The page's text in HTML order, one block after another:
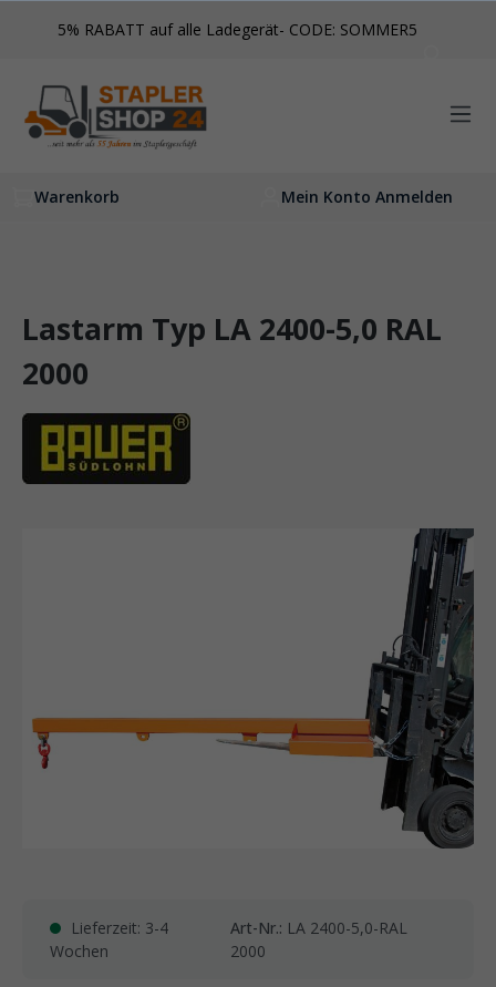
springen
5% RABATT auf alle Ladegerät- CODE: SOMMER5
Mein Konto Anmelden
Warenkorb
Lastarm Typ LA 2400-5,0 RAL
2000
Lieferzeit: 3-4
Wochen
Art-Nr.: LA 2400-5,0-RAL
2000